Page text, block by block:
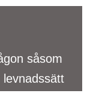
såsom
levnadssätt